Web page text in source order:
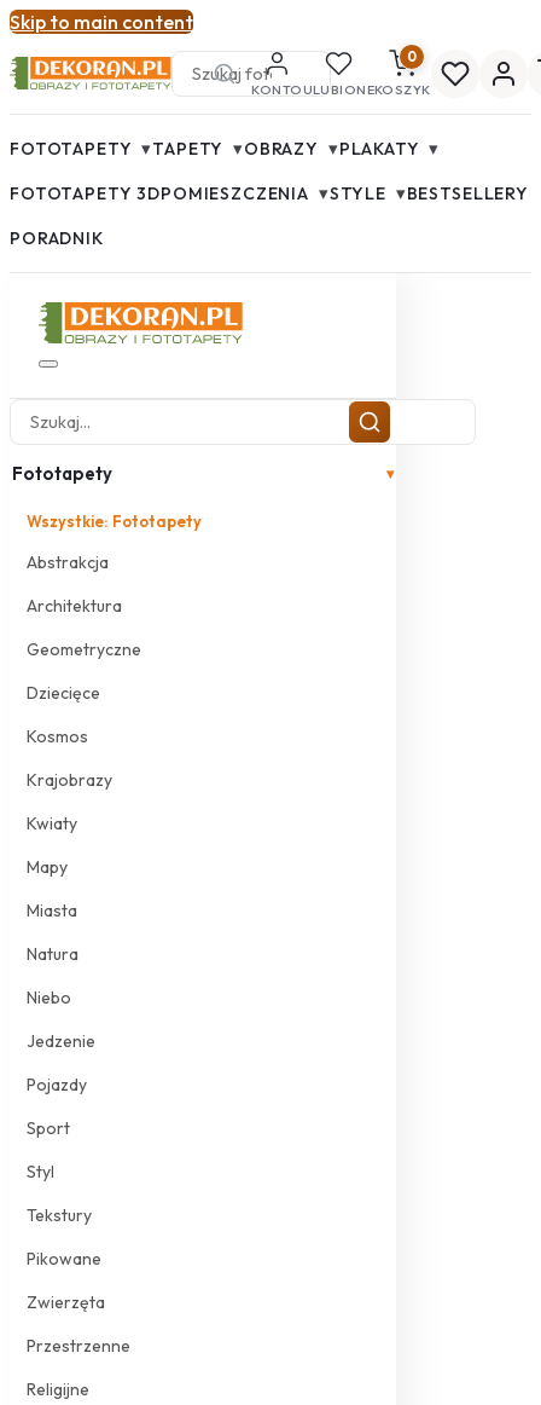
Skip to main content
KONTOULUBIONE
0
KOSZYK
FOTOTAPETY ▾TAPETY ▾OBRAZY ▾PLAKATY ▾
FOTOTAPETY 3DPOMIESZCZENIA ▾STYLE ▾BESTSELLERY
PORADNIK
Fototapety ▾
Wszystkie: Fototapety
Abstrakcja
Architektura
Geometryczne
Dziecięce
Kosmos
Krajobrazy
Kwiaty
Mapy
Miasta
Natura
Niebo
Jedzenie
Pojazdy
Sport
Styl
Tekstury
Pikowane
Zwierzęta
Przestrzenne
Religijne